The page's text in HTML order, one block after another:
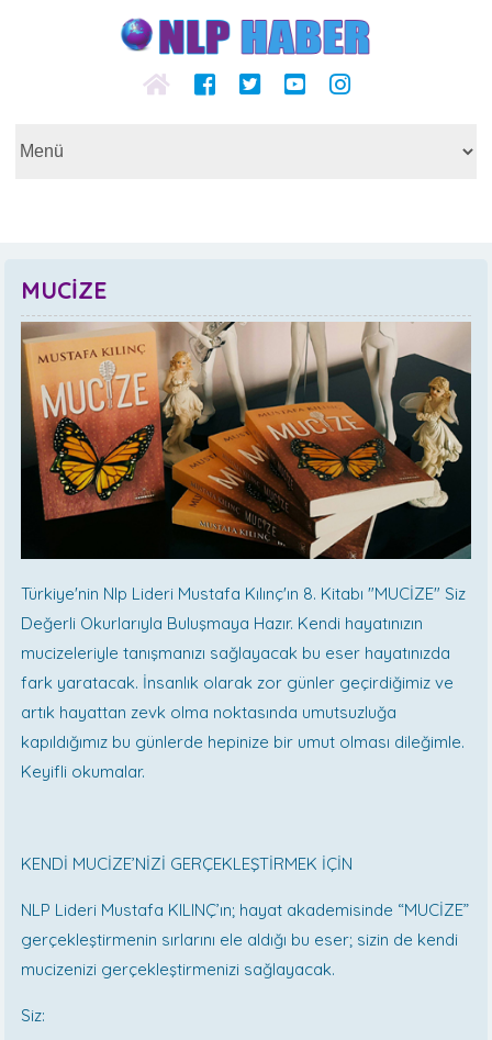
MUCİZE
Türkiye'nin Nlp Lideri Mustafa Kılınç'ın 8. Kitabı "MUCİZE" Siz
Değerli Okurlarıyla Buluşmaya Hazır. Kendi hayatınızın
mucizeleriyle tanışmanızı sağlayacak bu eser hayatınızda
fark yaratacak. İnsanlık olarak zor günler geçirdiğimiz ve
artık hayattan zevk olma noktasında umutsuzluğa
kapıldığımız bu günlerde hepinize bir umut olması dileğimle.
Keyifli okumalar.
KENDİ MUCİZE’NİZİ GERÇEKLEŞTİRMEK İÇİN
NLP Lideri Mustafa KILINÇ’ın; hayat akademisinde “MUCİZE”
gerçekleştirmenin sırlarını ele aldığı bu eser; sizin de kendi
mucizenizi gerçekleştirmenizi sağlayacak.
Siz: